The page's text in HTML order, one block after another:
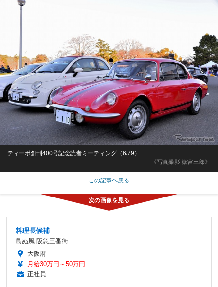
《写真撮影 嶽宮三郎》
ティーポ創刊400号記念読者ミーティング（6/79）
この記事へ戻る
料理長候補
島ぬ風 阪急三番街
大阪府
月給30万円～50万円
正社員